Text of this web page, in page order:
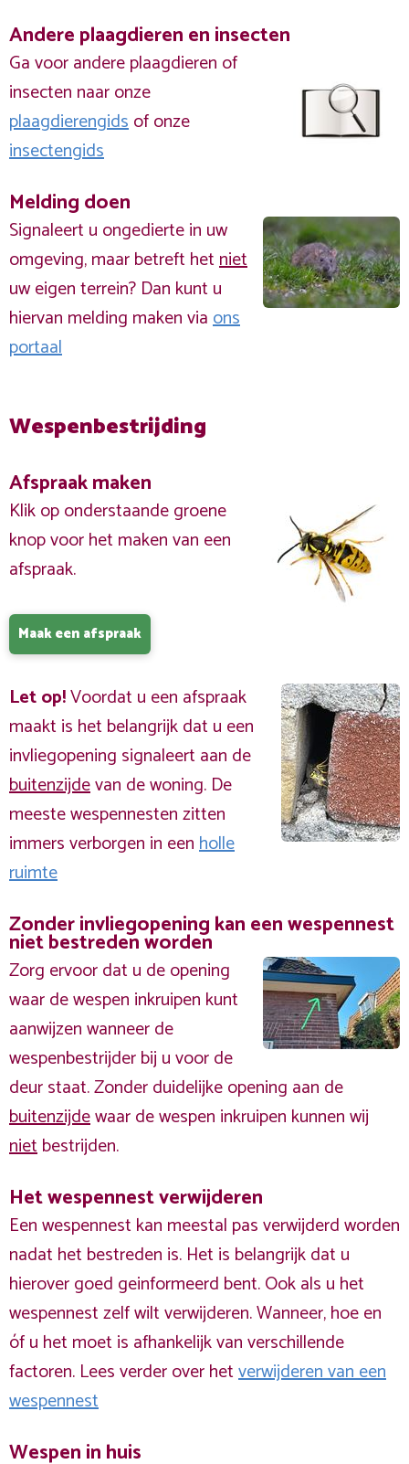
Andere plaagdieren en insecten
Ga voor andere plaagdieren of
insecten naar onze
plaagdierengidsof onze
insectengids
Melding doen
Signaleert u ongedierte in uw
omgeving, maar betreft hetniet
uw eigen terrein? Dan kunt u
hiervan melding maken viaons
portaal
Wespenbestrijding
Afspraak maken
Klik op onderstaande groene
knop voor het maken van een
afspraak.
Maak een afspraak
Let op!Voordat u een afspraak
maakt is het belangrijk dat u een
invliegopening signaleert aan de
buitenzijdevan de woning. De
meeste wespennesten zitten
immers verborgen in eenholle
ruimte
Zonder invliegopening kan een wespennest
niet bestreden worden
Zorg ervoor dat u de opening
waar de wespen inkruipen kunt
aanwijzen wanneer de
wespenbestrijder bij u voor de
deur staat. Zonder duidelijke opening aan de
buitenzijdewaar de wespen inkruipen kunnen wij
nietbestrijden.
Het wespennest verwijderen
Een wespennest kan meestal pas verwijderd worden
nadat het bestreden is. Het is belangrijk dat u
hierover goed geinformeerd bent. Ook als u het
wespennest zelf wilt verwijderen. Wanneer, hoe en
óf u het moet is afhankelijk van verschillende
factoren. Lees verder over hetverwijderen van een
wespennest
Wespen in huis